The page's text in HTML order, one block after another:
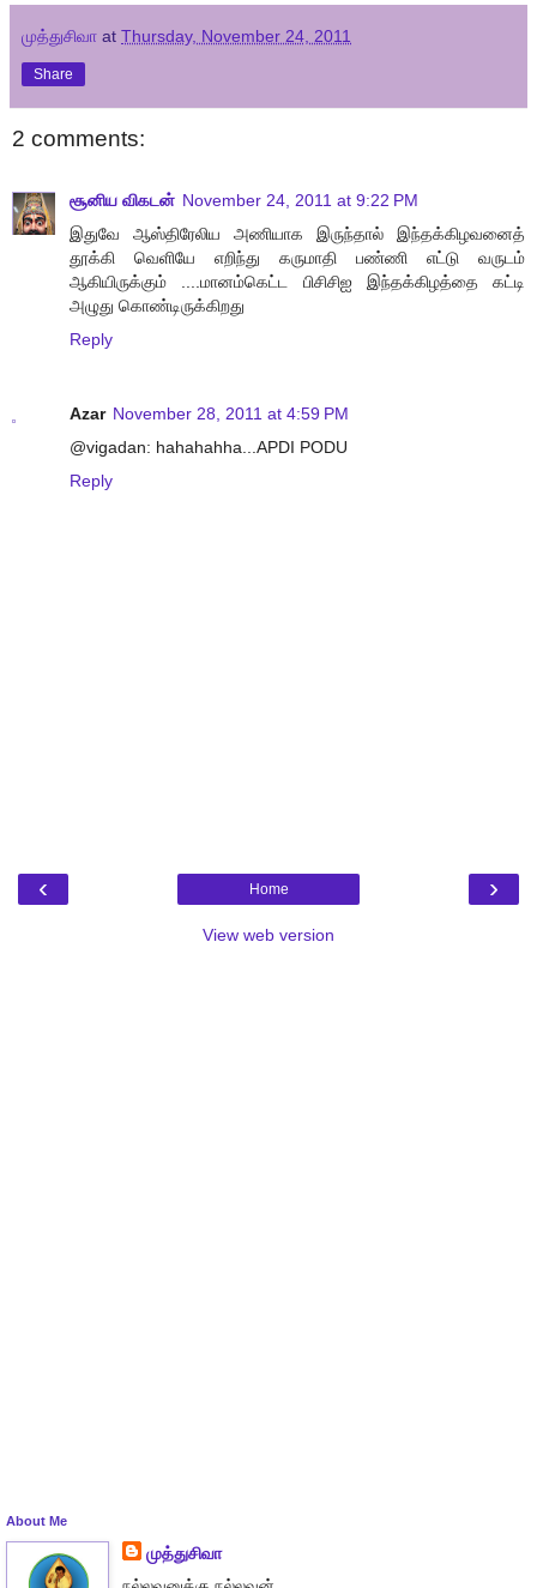
முத்துசிவா at Thursday, November 24, 2011
Share
2 comments:
சூனிய விகடன் November 24, 2011 at 9:22 PM
இதுவே ஆஸ்திரேலிய அணியாக இருந்தால் இந்தக்கிழவனைத்
தூக்கி வெளியே எறிந்து கருமாதி பண்ணி எட்டு வருடம்
ஆகியிருக்கும் ....மானம்கெட்ட பிசிசிஐ இந்தக்கிழத்தை கட்டி
அழுது கொண்டிருக்கிறது
Reply
Azar November 28, 2011 at 4:59 PM
@vigadan: hahahahha...APDI PODU
Reply
‹ ›
Home
View web version
About Me
முத்துசிவா